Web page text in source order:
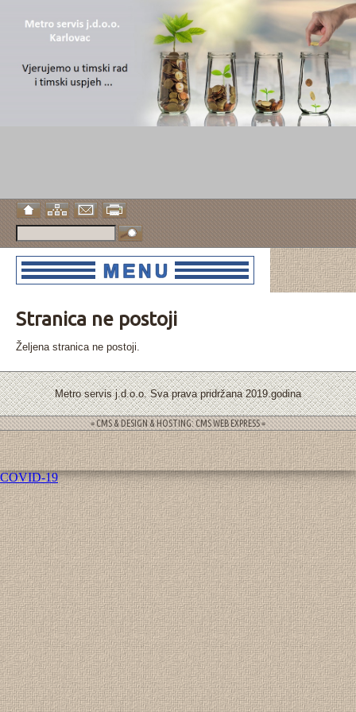
Stranica ne postoji
Željena stranica ne postoji.
Metro servis j.d.o.o. Sva prava pridržana 2019.godina
= CMS & DESIGN & HOSTING: CMS WEB EXPRESS =
COVID-19